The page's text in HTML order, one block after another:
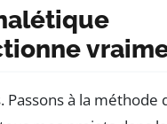
à la méthode